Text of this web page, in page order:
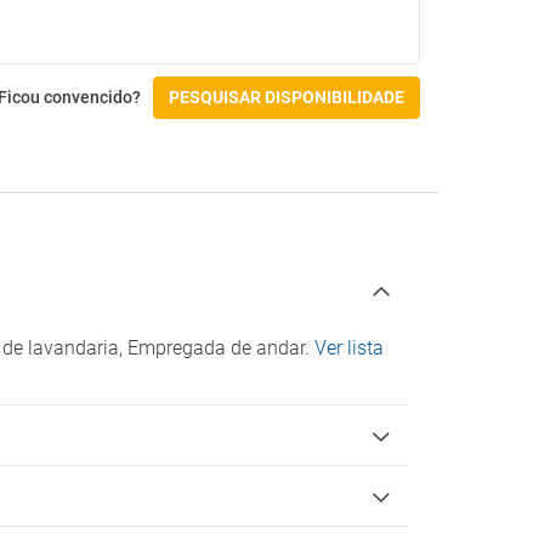
Ginásio e SPA
Padel
Pingue-pongue
Acessibilidade
Instalações para para pessoas com
Ficou convencido? PESQUISAR DISPONIBILIDADE
lavandaria, Empregada de andar. Ver lista